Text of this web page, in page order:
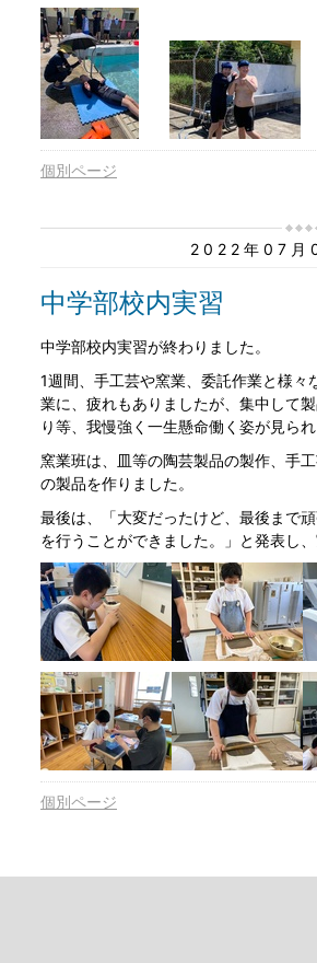
個別ページ
2022年07月
中学部校内実習
​中学部校内実習が終わりました。
1週間、手工芸や窯業、委託作業と様
業に、疲れもありましたが、集中して
り等、我慢強く一生懸命働く姿が見ら
窯業班は、皿等の陶芸製品の製作、手
の製品を作りました。
最後は、「大変だったけど、最後まで
を行うことができました。」と発表し
個別ページ